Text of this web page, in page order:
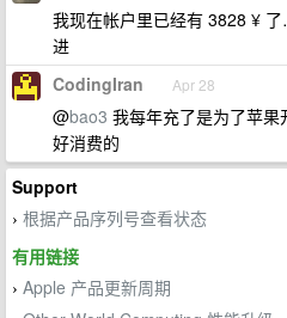
我现在帐户里已经有 3828 ¥
进
CodingIran Apr 28
@bao3 我每年充了是为了苹
好消费的
Support
› 根据产品序列号查看状态
有用链接
› Apple 产品更新周期